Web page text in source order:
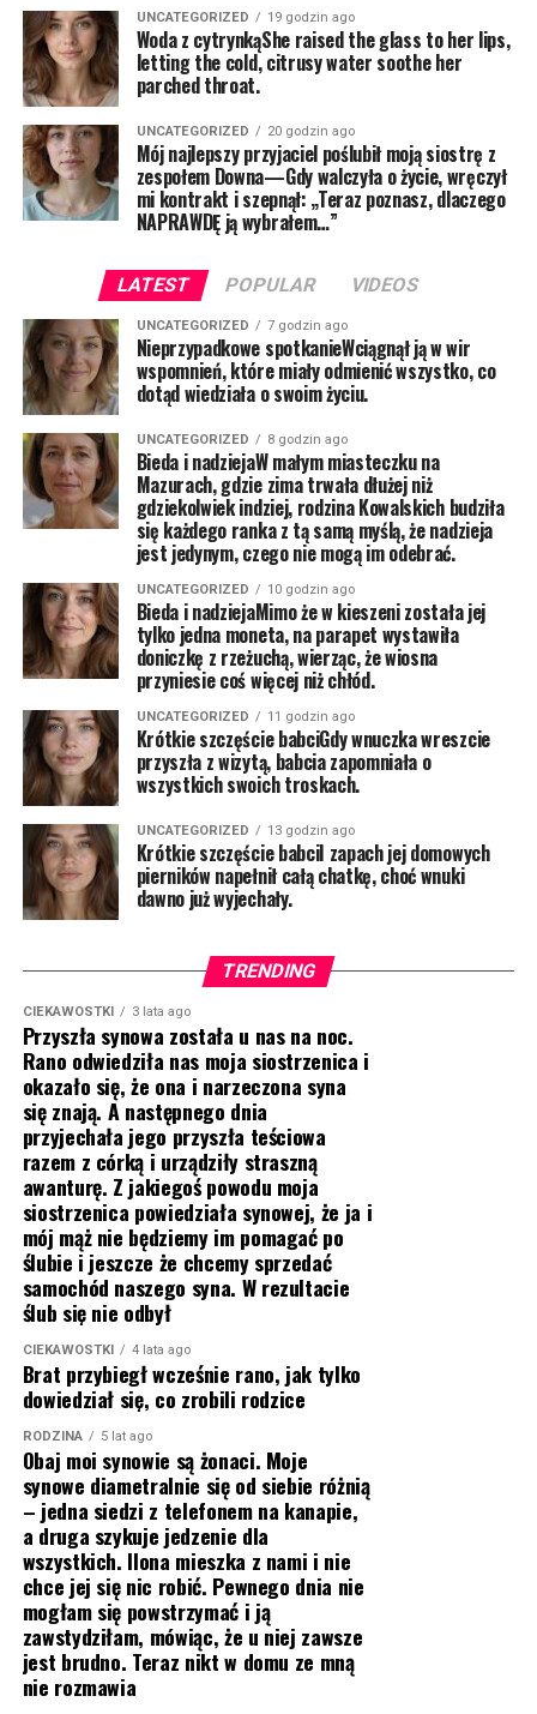
UNCATEGORIZED 19 godzin ago
Woda z cytrynkąShe raised the glass to her lips,
letting the cold, citrusy water soothe her
parched throat.
UNCATEGORIZED 20 godzin ago
Mój najlepszy przyjaciel poślubił moją siostrę z
zespołem Downa—Gdy walczyła o życie, wręczył
mi kontrakt i szepnął: „Teraz poznasz, dlaczego
NAPRAWDĘ ją wybrałem…”
LATEST POPULAR VIDEOS
UNCATEGORIZED 7 godzin ago
Nieprzypadkowe spotkanieWciągnął ją w wir
wspomnień, które miały odmienić wszystko, co
dotąd wiedziała o swoim życiu.
UNCATEGORIZED 8 godzin ago
Bieda i nadziejaW małym miasteczku na
Mazurach, gdzie zima trwała dłużej niż
gdziekolwiek indziej, rodzina Kowalskich budziła
się każdego ranka z tą samą myślą, że nadzieja
jest jedynym, czego nie mogą im odebrać.
UNCATEGORIZED 10 godzin ago
Bieda i nadziejaMimo że w kieszeni została jej
tylko jedna moneta, na parapet wystawiła
doniczkę z rzeżuchą, wierząc, że wiosna
przyniesie coś więcej niż chłód.
UNCATEGORIZED 11 godzin ago
Krótkie szczęście babciGdy wnuczka wreszcie
przyszła z wizytą, babcia zapomniała o
wszystkich swoich troskach.
UNCATEGORIZED 13 godzin ago
Krótkie szczęście babciI zapach jej domowych
pierników napełnił całą chatkę, choć wnuki
dawno już wyjechały.
TRENDING
CIEKAWOSTKI 3 lata ago
Przyszła synowa została u nas na noc.
Rano odwiedziła nas moja siostrzenica i
okazało się, że ona i narzeczona syna
się znają. A następnego dnia
przyjechała jego przyszła teściowa
razem z córką i urządziły straszną
awanturę. Z jakiegoś powodu moja
siostrzenica powiedziała synowej, że ja i
mój mąż nie będziemy im pomagać po
ślubie i jeszcze że chcemy sprzedać
samochód naszego syna. W rezultacie
ślub się nie odbył
CIEKAWOSTKI 4 lata ago
Brat przybiegł wcześnie rano, jak tylko
dowiedział się, co zrobili rodzice
RODZINA 5 lat ago
Obaj moi synowie są żonaci. Moje
synowe diametralnie się od siebie różnią
– jedna siedzi z telefonem na kanapie,
a druga szykuje jedzenie dla
wszystkich. Ilona mieszka z nami i nie
chce jej się nic robić. Pewnego dnia nie
mogłam się powstrzymać i ją
zawstydziłam, mówiąc, że u niej zawsze
jest brudno. Teraz nikt w domu ze mną
nie rozmawia